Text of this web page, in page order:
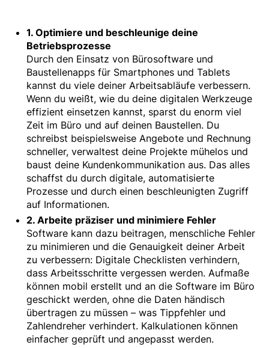
1. Optimiere und beschleunige deine
Betriebsprozesse
Durch den Einsatz von Bürosoftware und
Baustellenapps für Smartphones und Tablets
kannst du viele deiner Arbeitsabläufe verbessern.
Wenn du weißt, wie du deine digitalen Werkzeuge
effizient einsetzen kannst, sparst du enorm viel
Zeit im Büro und auf deinen Baustellen. Du
schreibst beispielsweise Angebote und Rechnung
schneller, verwaltest deine Projekte mühelos und
baust deine Kundenkommunikation aus. Das alles
schaffst du durch digitale, automatisierte
Prozesse und durch einen beschleunigten Zugriff
auf Informationen.
2. Arbeite präziser und minimiere Fehler
Software kann dazu beitragen, menschliche Fehler
zu minimieren und die Genauigkeit deiner Arbeit
zu verbessern: Digitale Checklisten verhindern,
dass Arbeitsschritte vergessen werden. Aufmaße
können mobil erstellt und an die Software im Büro
geschickt werden, ohne die Daten händisch
übertragen zu müssen – was Tippfehler und
Zahlendreher verhindert. Kalkulationen können
einfacher geprüft und angepasst werden.